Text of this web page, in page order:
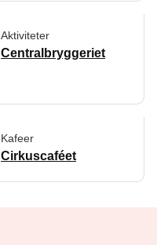
Aktiviteter
Centralbryggeriet
Kafeer
Cirkuscaféet